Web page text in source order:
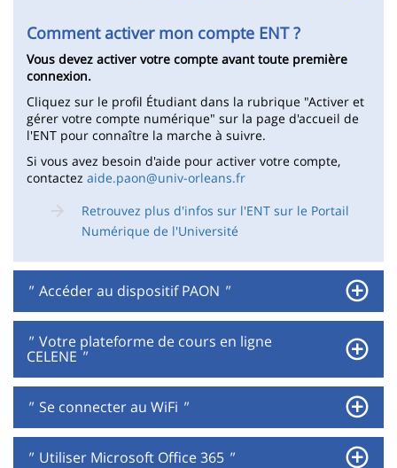
Comment activer mon compte ENT ?
Vous devez activer votre compte avant toute première
connexion.
Cliquez sur le profil Étudiant dans la rubrique "Activer et
gérer votre compte numérique" sur la page d'accueil de
l'ENT pour connaître la marche à suivre.
Si vous avez besoin d'aide pour activer votre compte,
contactez aide.paon@univ-orleans.fr
Retrouvez plus d'infos sur l'ENT sur le Portail
Numérique de l'Université
" Accéder au dispositif PAON "
" Votre plateforme de cours en ligne
CELENE "
" Se connecter au WiFi "
" Utiliser Microsoft Office 365 "